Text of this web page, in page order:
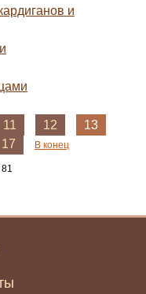
и
11 12
13
17 В конец